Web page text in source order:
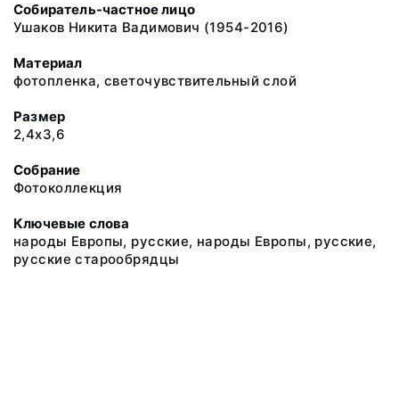
Собиратель-частное лицо
Ушаков Никита Вадимович (1954-2016)
Материал
фотопленка, светочувствительный слой
Размер
2,4х3,6
Собрание
Фотоколлекция
Ключевые слова
народы Европы, русские, народы Европы, русские,
русские старообрядцы